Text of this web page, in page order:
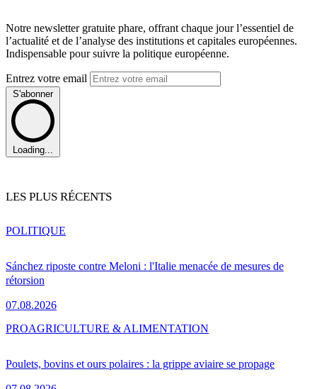
Notre newsletter gratuite phare, offrant chaque jour l’essentiel de
l’actualité et de l’analyse des institutions et capitales européennes.
Indispensable pour suivre la politique européenne.
Entrez votre email
S'abonner
Loading...
LES PLUS RÉCENTS
Sánchez riposte contre Meloni : l'Italie menacée de mesures de
rétorsion
07.08.2026
POLITIQUE
Poulets, bovins et ours polaires : la grippe aviaire se propage
PROAGRICULTURE & ALIMENTATION